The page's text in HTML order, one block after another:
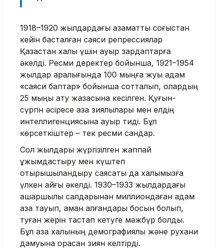
1918–1920 жылдардағы азаматтық соғыстан
кейін басталған саяси репрессиялар
Қазақстан халқы үшін ауыр зардаптарға
әкелді. Ресми деректер бойынша, 1921–1954
жылдар аралығында 100 мыңға жуық адам
«саяси баптар» бойынша сотталып, олардың
25 мыңы ату жазасына кесілген. Қуғын-
сүргін әсіресе қазақ зиялылары мен елдің
интеллигенциясына ауыр тиді. Бұл
көрсеткіштер – тек ресми сандар.
Сол жылдары жүргізілген жаппай
ұжымдастыру мен күштеп
отырықшыландыру саясаты да халқымызға
үлкен қайғы әкелді. 1930–1933 жылдардағы
ашаршылық салдарынан миллиондаған адам
қаза тауып, аман қалғандары босқын болып,
туған жерін тастап кетуге мәжбүр болды.
Бұл қазақ халқының демографиялық және рухани
дамуына орасан зиян келтірді.